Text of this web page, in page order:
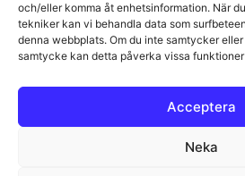
och/eller komma åt enhetsinformation. När
tekniker kan vi behandla data som
denna webbplats. Om du inte samtycker
samtycke kan detta påverka vissa
Acceptera
Neka
Följ oss
f ◎
Swish